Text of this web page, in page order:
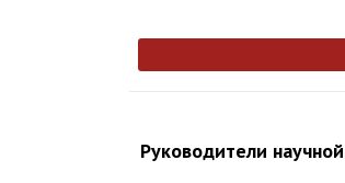
Руководители